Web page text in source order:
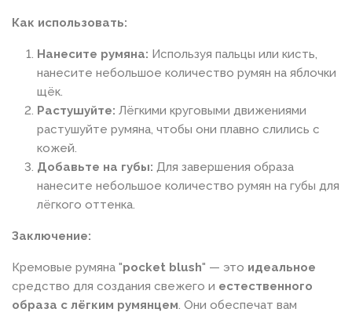
Как использовать:
Нанесите румяна: Используя пальцы или кисть,
нанесите небольшое количество румян на яблочки
щёк.
Растушуйте: Лёгкими круговыми движениями
растушуйте румяна, чтобы они плавно слились с
кожей.
Добавьте на губы: Для завершения образа
нанесите небольшое количество румян на губы для
лёгкого оттенка.
Заключение:
Кремовые румяна "pocket blush" — это идеальное
средство для создания свежего и естественного
образа с лёгким румянцем. Они обеспечат вам